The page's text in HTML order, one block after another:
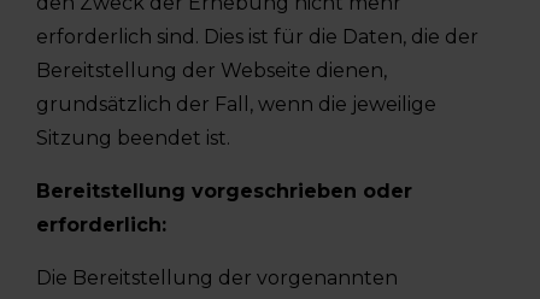
erforderlich sind. Dies ist für die Daten, die der
Bereitstellung der Webseite dienen,
grundsätzlich der Fall, wenn die jeweilige
Sitzung beendet ist.
Bereitstellung vorgeschrieben oder
erforderlich:
Die Bereitstellung der vorgenannten